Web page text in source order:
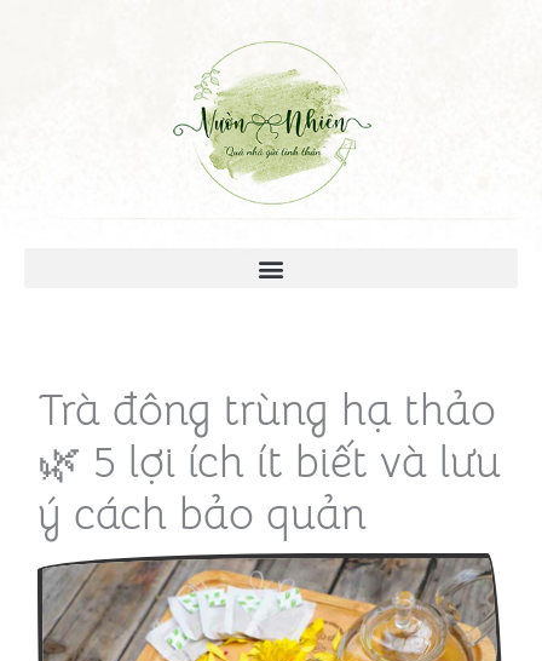
Trà đông trùng hạ thảo
🌿 5 lợi ích ít biết và lưu
ý cách bảo quản